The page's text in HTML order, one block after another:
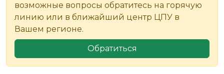
возможные вопросы обратитесь на горячую
линию или в ближайший центр ЦПУ в
Вашем регионе.
Обратиться